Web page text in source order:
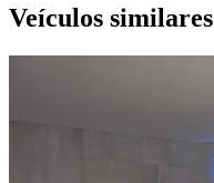
Veículos similares